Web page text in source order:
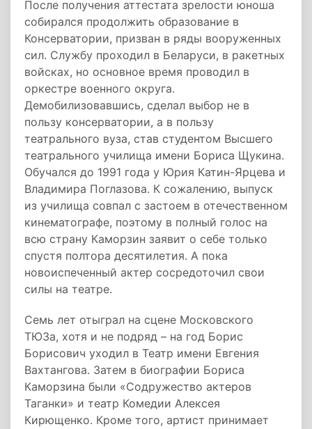
После получения аттестата зрелости юноша
собирался продолжить образование в
Консерватории, призван в ряды вооруженных
сил. Службу проходил в Беларуси, в ракетных
войсках, но основное время проводил в
оркестре военного округа.
Демобилизовавшись, сделал выбор не в
пользу консерватории, а в пользу
театрального вуза, став студентом Высшего
театрального училища имени Бориса Щукина.
Обучался до 1991 года у Юрия Катин-Ярцева и
Владимира Поглазова. К сожалению, выпуск
из училища совпал с застоем в отечественном
кинематографе, поэтому в полный голос на
всю страну Каморзин заявит о себе только
спустя полтора десятилетия. А пока
новоиспеченный актер сосредоточил свои
силы на театре.
Семь лет отыграл на сцене Московского
ТЮЗа, хотя и не подряд – на год Борис
Борисович уходил в Театр имени Евгения
Вахтангова. Затем в биографии Бориса
Каморзина были «Содружество актеров
Таганки» и театр Комедии Алексея
Кирющенко. Кроме того, артист принимает